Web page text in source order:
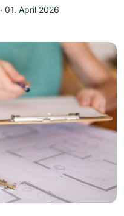
‧ 01. April 2026